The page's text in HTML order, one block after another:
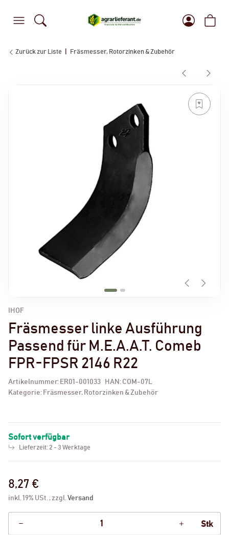
Zurück zur Liste Fräsmesser, Rotorzinken & Zubehör
IHOF
Fräsmesser linke Ausführung
Passend für M.E.A.A.T. Comeb
FPR-FPSR 2146 R22
Artikelnummer: ER01-001033 HAN: COM-07L
Kategorie: Fräsmesser, Rotorzinken & Zubehör
Sofort verfügbar
Lieferzeit: 2 - 3 Werktage
8,27 €
inkl. 19% USt. , zzgl.Versand
Stk